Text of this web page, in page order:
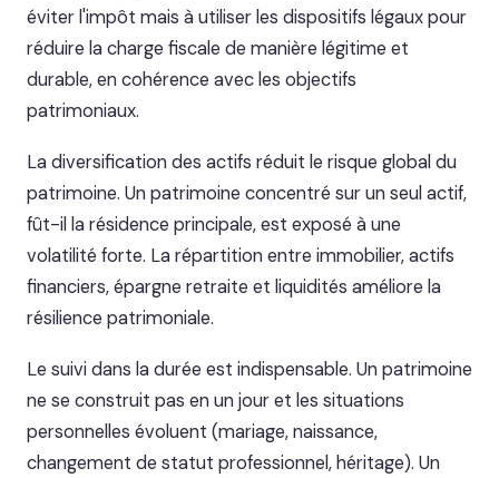
éviter l'impôt mais à utiliser les dispositifs légaux pour
réduire la charge fiscale de manière légitime et
durable, en cohérence avec les objectifs
patrimoniaux.
La diversification des actifs réduit le risque global du
patrimoine. Un patrimoine concentré sur un seul actif,
fût-il la résidence principale, est exposé à une
volatilité forte. La répartition entre immobilier, actifs
financiers, épargne retraite et liquidités améliore la
résilience patrimoniale.
Le suivi dans la durée est indispensable. Un patrimoine
ne se construit pas en un jour et les situations
personnelles évoluent (mariage, naissance,
changement de statut professionnel, héritage). Un